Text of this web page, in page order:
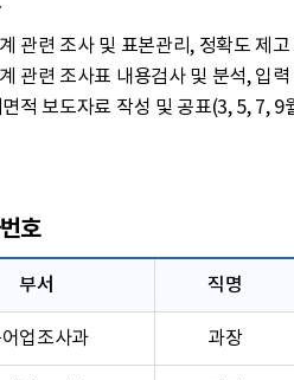
관련 조사 및 표본관리, 정확도 제고
관련 조사표 내용검사 및 분석, 입력
적 보도자료 작성 및 공표(3, 5, 7, 9
호
부서 직명
업조사과 과장